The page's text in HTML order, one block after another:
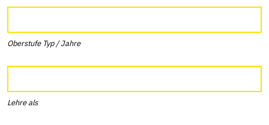
Oberstufe Typ / Jahre
Lehre als